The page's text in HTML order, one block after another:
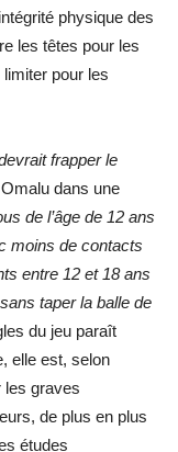
physique des
les têtes pour les
pour les
frapper le
dans une
de l’âge de 12 ans
moins de contacts
entre 12 et 18 ans
taper la balle de
du jeu paraît
elle est, selon
les graves
de plus en plus
études